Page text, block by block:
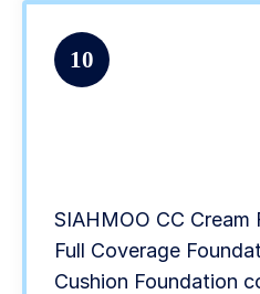
10
SIAHMOO CC
Full Coverage
Cushion Foundation